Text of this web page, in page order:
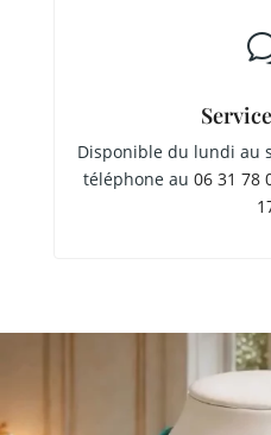
Disponible du lundi au
téléphone au06 31 78